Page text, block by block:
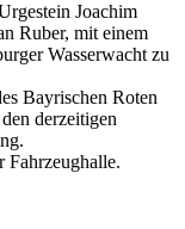
Joachim
Ruber, mit einem
Wasserwacht zu
Bayrischen Roten
derzeitigen
Fahrzeughalle.